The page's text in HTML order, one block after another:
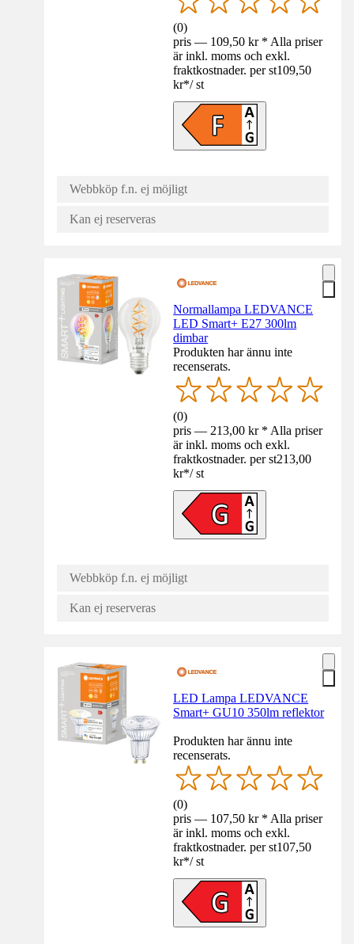
(0)
pris — 109,50 kr * Alla priser
är inkl. moms och exkl.
fraktkostnader. per st109,50
kr*/ st
Webbköp f.n. ej möjligt
Kan ej reserveras
Normallampa LEDVANCE
LED Smart+ E27 300lm
dimbar
Produkten har ännu inte
recenserats.
(0)
pris — 213,00 kr * Alla priser
är inkl. moms och exkl.
fraktkostnader. per st213,00
kr*/ st
Webbköp f.n. ej möjligt
Kan ej reserveras
LED Lampa LEDVANCE
Smart+ GU10 350lm reflektor
Produkten har ännu inte
recenserats.
(0)
pris — 107,50 kr * Alla priser
är inkl. moms och exkl.
fraktkostnader. per st107,50
kr*/ st